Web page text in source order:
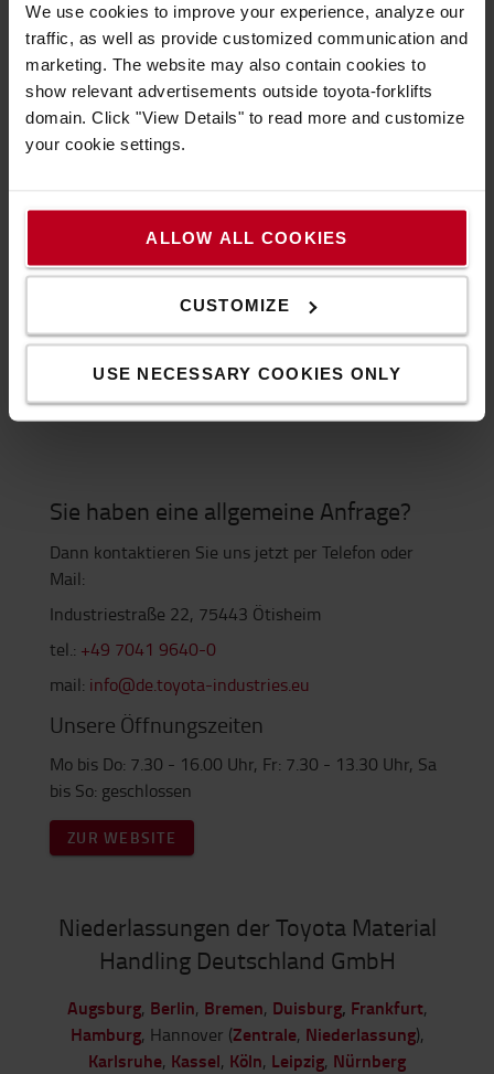
We use cookies to improve your experience, analyze our
traffic, as well as provide customized communication and
marketing. The website may also contain cookies to
show relevant advertisements outside toyota-forklifts
domain. Click "View Details" to read more and customize
your cookie settings.
ALLOW ALL COOKIES
CUSTOMIZE
USE NECESSARY COOKIES ONLY
JETZT KONTAKTIEREN
JUNIOR VERTRIEBSBERATER
JETZT KONTAKTIEREN
Sie haben eine allgemeine Anfrage?
Dann kontaktieren Sie uns jetzt per Telefon oder
Mail:
Industriestraße 22, 75443 Ötisheim
tel.: +49 7041 9640-0
mail: info@de.toyota-industries.eu
Unsere Öffnungszeiten
Mo bis Do: 7.30 - 16.00 Uhr, Fr: 7.30 - 13.30 Uhr, Sa
bis So: geschlossen
ZUR WEBSITE
Niederlassungen der Toyota Material
Handling Deutschland GmbH
Augsburg, Berlin, Bremen, Duisburg, Frankfurt,
Hamburg, Hannover (Zentrale, Niederlassung),
Karlsruhe, Kassel, Köln, Leipzig, Nürnberg